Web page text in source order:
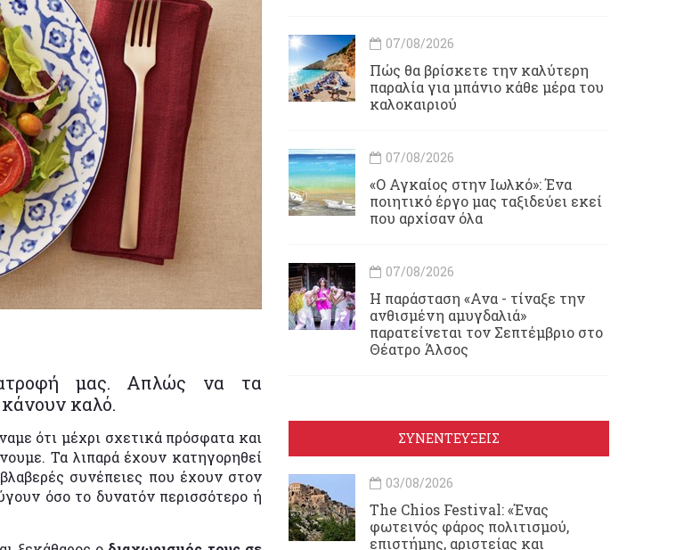
μας. Απλώς να τα
καλό.
ότι μέχρι σχετικά πρόσφατα και
Τα λιπαρά έχουν κατηγορηθεί
συνέπειες που έχουν στον
όσο το δυνατόν περισσότερο ή
07/08/2026
Πώς θα βρίσκετε την καλύτερη
παραλία για μπάνιο κάθε μέρα του
καλοκαιριού
07/08/2026
«Ο Αγκαίος στην Ιωλκό»: Ένα
ποιητικό έργο μας ταξιδεύει εκεί
που αρχίσαν όλα
07/08/2026
Η παράσταση «Ανα - τίναξε την
ανθισμένη αμυγδαλιά»
παρατείνεται τον Σεπτέμβριο στο
Θέατρο Άλσος
ΣΥΝΕΝΤΕΥΞΕΙΣ
03/08/2026
Τhe Chios Festival: «Ένας
φωτεινός φάρος πολιτισμού,
επιστήμης, αριστείας και